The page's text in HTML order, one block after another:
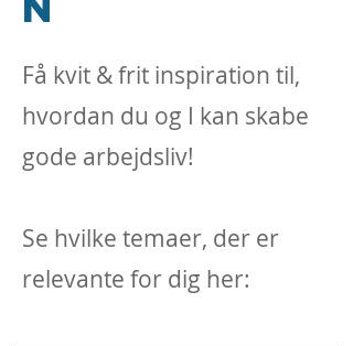
Få kvit & frit inspiration til,
hvordan du og I kan skabe
gode arbejdsliv!
Se hvilke temaer, der er
relevante for dig her: